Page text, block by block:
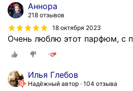
Аннора
218 отзывов
18 октября 2023
Очень люблю этот парфюм, с
Илья Глебов
Надёжный автор 104 отзыва